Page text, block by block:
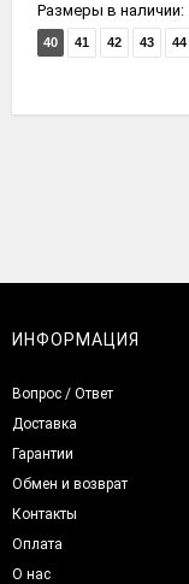
Размеры в наличии:
40 41 42 43 44
ИНФОРМАЦИЯ
Вопрос / Ответ
Доставка
Гарантии
Обмен и возврат
Контакты
Оплата
О нас